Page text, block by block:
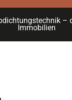
–
Immobilien